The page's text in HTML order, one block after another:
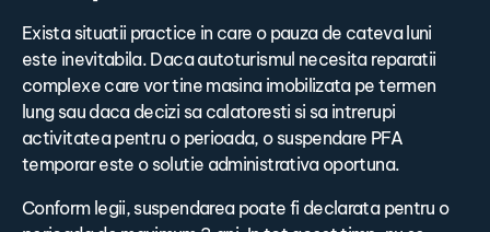
Exista situatii practice in care o pauza de cateva luni
este inevitabila. Daca autoturismul necesita reparatii
complexe care vor tine masina imobilizata pe termen
lung sau daca decizi sa calatoresti si sa intrerupi
activitatea pentru o perioada, o suspendare PFA
temporar este o solutie administrativa oportuna.
Conform legii, suspendarea poate fi declarata pentru o